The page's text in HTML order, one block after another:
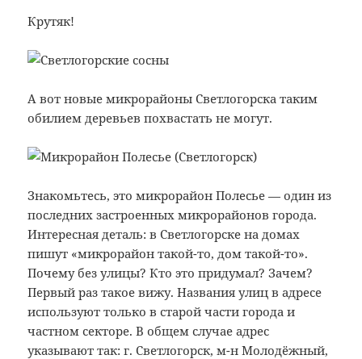
Крутяк!
А вот новые микрорайоны Светлогорска таким
обилием деревьев похвастать не могут.
Знакомьтесь, это микрорайон Полесье — один из
последних застроенных микрорайонов города.
Интересная деталь: в Светлогорске на домах
пишут «микрорайон такой-то, дом такой-то».
Почему без улицы? Кто это придумал? Зачем?
Первый раз такое вижу. Названия улиц в адресе
используют только в старой части города и
частном секторе. В общем случае адрес
указывают так: г. Светлогорск, м-н Молодёжный,